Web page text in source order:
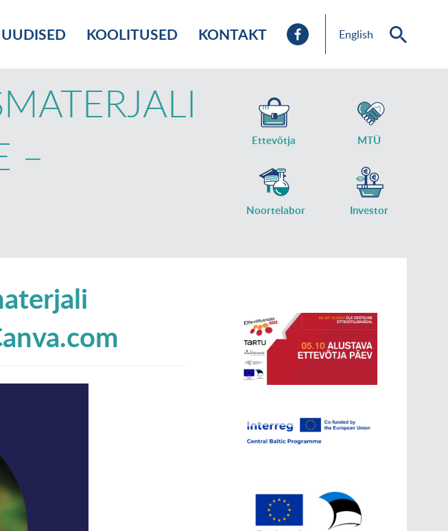
UUDISED KOOLITUSED KONTAKT English
–
Ettevõtja MTÜ
Noortelabor Investor